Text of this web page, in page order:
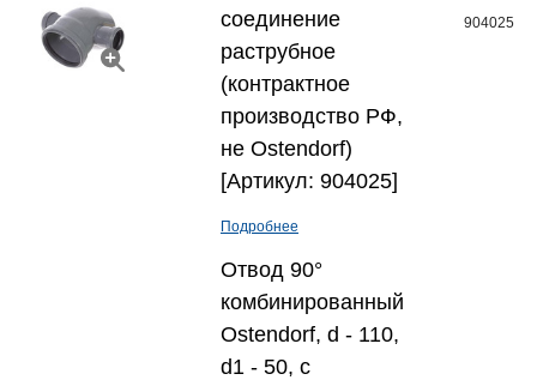
соединение
раструбное
(контрактное
производство РФ,
не Ostendorf)
[Артикул: 904025]
Подробнее
904025
Отвод 90°
комбинированный
Ostendorf, d - 110,
d1 - 50, с